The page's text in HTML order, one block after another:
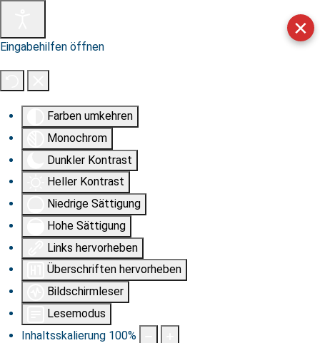
Eingabehilfen öffnen
Farben umkehren
Monochrom
Dunkler Kontrast
Heller Kontrast
Niedrige Sättigung
Hohe Sättigung
Links hervorheben
Überschriften hervorheben
Bildschirmleser
Lesemodus
Inhaltsskalierung 100%
✕